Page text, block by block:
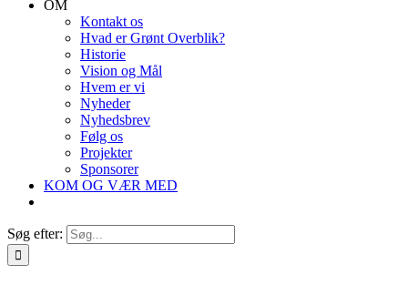
OM
Kontakt os
Hvad er Grønt Overblik?
Historie
Vision og Mål
Hvem er vi
Nyheder
Nyhedsbrev
Følg os
Projekter
Sponsorer
KOM OG VÆR MED
Søg efter: